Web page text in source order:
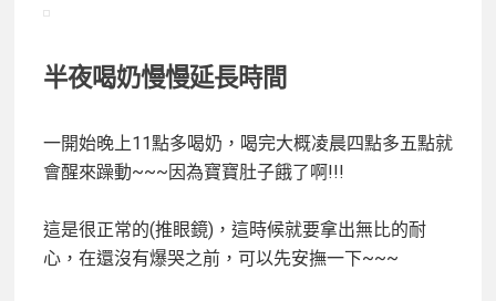
半夜喝奶慢慢延長時間
一開始晚上11點多喝奶，喝完大概凌晨四點多五點就
會醒來躁動~~~因為寶寶肚子餓了啊!!!
這是很正常的(推眼鏡)，這時候就要拿出無比的耐
心，在還沒有爆哭之前，可以先安撫一下~~~